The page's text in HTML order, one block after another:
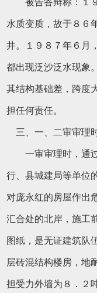
水质变质，故于８６
井。１９８７年６月
都出现泛沙泛水现象
其结构基础差，跨度
担任何责任。
三、一、二审审理
一审审理时，通过
行、县城建局等单位
对庞永红的房屋作出
汇合处的北岸，施工
图纸，是无证建筑队
层砖混结构楼房，地
担受力外墙为８．２